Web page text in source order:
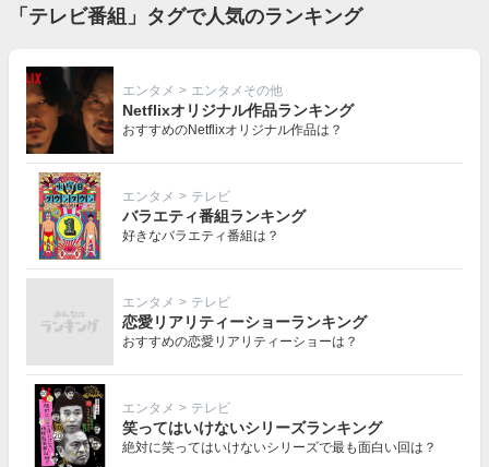
「テレビ番組」タグで人気のランキング
エンタメ > エンタメその他
Netflixオリジナル作品ランキング
おすすめのNetflixオリジナル作品は？
エンタメ > テレビ
バラエティ番組ランキング
好きなバラエティ番組は？
エンタメ > テレビ
恋愛リアリティーショーランキング
おすすめの恋愛リアリティーショーは？
エンタメ > テレビ
笑ってはいけないシリーズランキング
絶対に笑ってはいけないシリーズで最も面白い回は？